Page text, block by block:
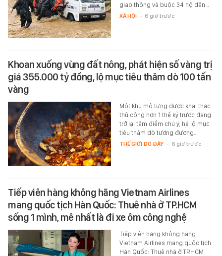
giao thông và buộc 34 hộ dân…
XÃ HỘI - 6 giờ trước
Khoan xuống vùng đất nông, phát hiện số vàng trị
giá 355.000 tỷ đồng, lộ mục tiêu thăm dò 100 tấn
vàng
Một khu mỏ từng được khai thác
thủ công hơn 1 thế kỷ trước đang
trở lại tâm điểm chú ý, hé lộ mục
tiêu thăm dò tương đương…
THẾ GIỚI ĐÓ ĐÂY - 6 giờ trước
Tiếp viên hàng không hãng Vietnam Airlines
mang quốc tịch Hàn Quốc: Thuê nhà ở TP.HCM
sống 1 mình, mê nhất là đi xe ôm công nghệ
Tiếp viên hàng không hãng
Vietnam Airlines mang quốc tịch
Hàn Quốc: Thuê nhà ở TP.HCM